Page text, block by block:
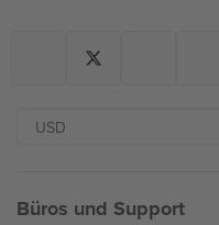
Büros und Support